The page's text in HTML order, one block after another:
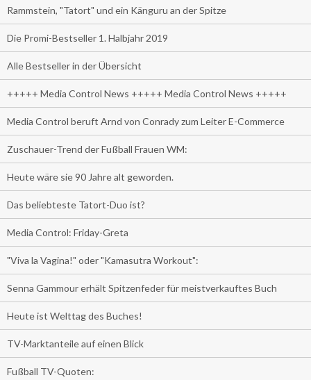
Rammstein, "Tatort" und ein Känguru an der Spitze
Die Promi-Bestseller 1. Halbjahr 2019
Alle Bestseller in der Übersicht
+++++ Media Control News +++++ Media Control News +++++
Media Control beruft Arnd von Conrady zum Leiter E-Commerce
Zuschauer-Trend der Fußball Frauen WM:
Heute wäre sie 90 Jahre alt geworden.
Das beliebteste Tatort-Duo ist?
Media Control: Friday-Greta
"Viva la Vagina!" oder "Kamasutra Workout":
Senna Gammour erhält Spitzenfeder für meistverkauftes Buch
Heute ist Welttag des Buches!
TV-Marktanteile auf einen Blick
Fußball TV-Quoten: